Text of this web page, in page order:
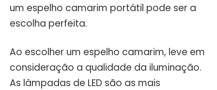
um espelho camarim portátil pode ser a
escolha perfeita.
Ao escolher um espelho camarim, leve em
consideração a qualidade da iluminação.
As lâmpadas de LED são as mais